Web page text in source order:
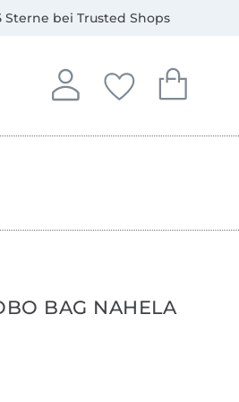
Sterne bei Trusted Shops
Anmelden
In deinem Konto
Deine
Du hast keine
Dein
Du hast
BAG NAHELA